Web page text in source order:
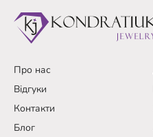
Про нас
Відгуки
Контакти
Блог